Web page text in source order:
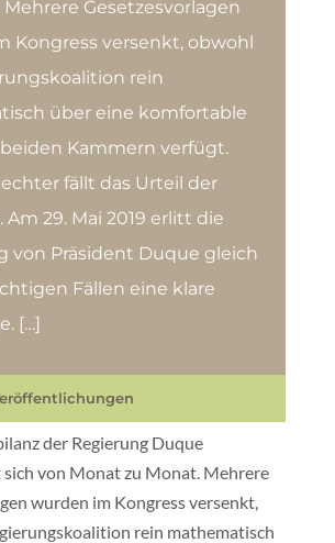
Gesetzesvorlagen
Kongress versenkt, obwohl
rein
über eine komfortable
Kammern verfügt.
fällt das Urteil der
Am 29. Mai 2019 erlitt die
von Präsident Duque gleich
Fällen eine klare
[…]
der Regierung Duque
von Monat zu Monat. Mehrere
wurden im Kongress versenkt,
rein mathematisch